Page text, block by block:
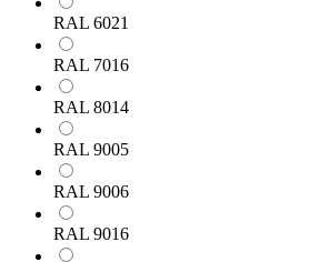
RAL 6021
RAL 7016
RAL 8014
RAL 9005
RAL 9006
RAL 9016